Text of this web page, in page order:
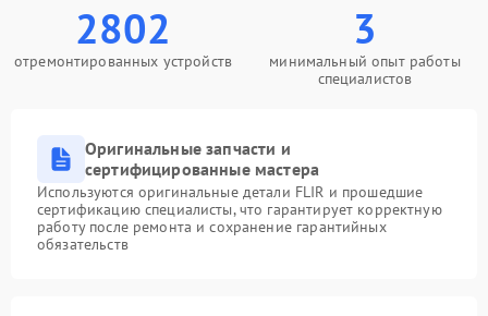
2802
отремонтированных устройств
3
минимальный опыт работы
специалистов
Оригинальные запчасти и
сертифицированные мастера
Используются оригинальные детали FLIR и прошедшие
сертификацию специалисты, что гарантирует корректную
работу после ремонта и сохранение гарантийных
обязательств